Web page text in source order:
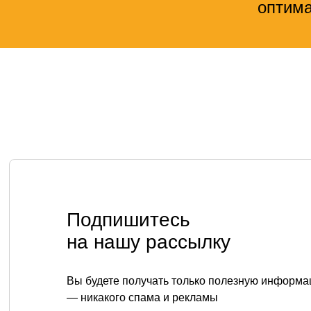
Подпишитесь
на нашу рассылку
Вы будете получать только полезную
— никакого спама и рекламы
ТЕЛЕФОН
+7 (343) 379-98-34
cybersec@ussc.ru